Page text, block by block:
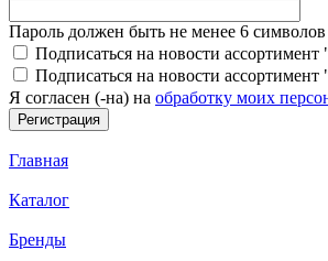
Пароль должен быть не менее 6
Подписаться на новости
Подписаться на новости
Я согласен (-на) на обработку моих
Главная
Каталог
Бренды